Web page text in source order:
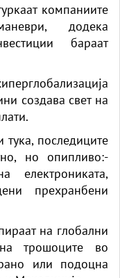
компаниите
додека
бараат
создава свет на
последиците
но опипливо:-
електрониката,
прехранбени
на глобални
трошоците во
или подоцна